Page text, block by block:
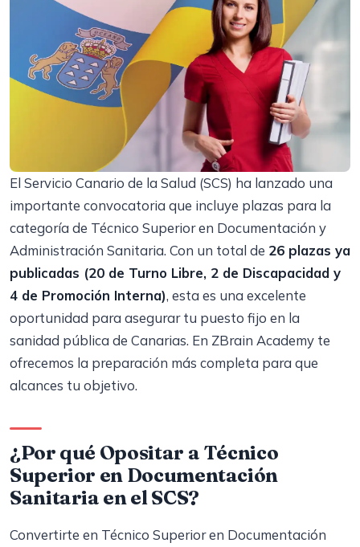
El Servicio Canario de la Salud (SCS) ha lanzado una
importante convocatoria que incluye plazas para la
categoría de Técnico Superior en Documentación y
Administración Sanitaria. Con un total de 26 plazas ya
publicadas (20 de Turno Libre, 2 de Discapacidad y
4 de Promoción Interna), esta es una excelente
oportunidad para asegurar tu puesto fijo en la
sanidad pública de Canarias. En ZBrain Academy te
ofrecemos la preparación más completa para que
alcances tu objetivo.
¿Por qué Opositar a Técnico
Superior en Documentación
Sanitaria en el SCS?
Convertirte en Técnico Superior en Documentación